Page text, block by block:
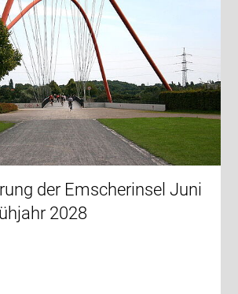
der Emscherinsel Juni
2028